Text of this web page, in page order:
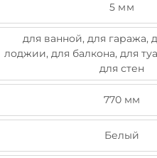
5 мм
для ванной, для гаража,
лоджии, для балкона, для
для стен
770 мм
Белый